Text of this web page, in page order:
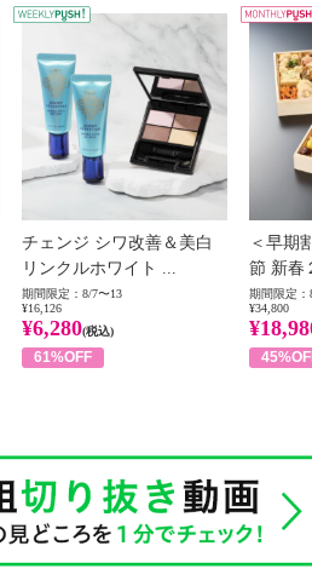
WEEKLY PUSH
チェンジ シワ改善＆美白
リンクルホワイト ...
期間限定：8/7〜13
¥16,126
¥6,280(税込)
61%OFF
＜早期
節 新春
期間限定：
¥34,800